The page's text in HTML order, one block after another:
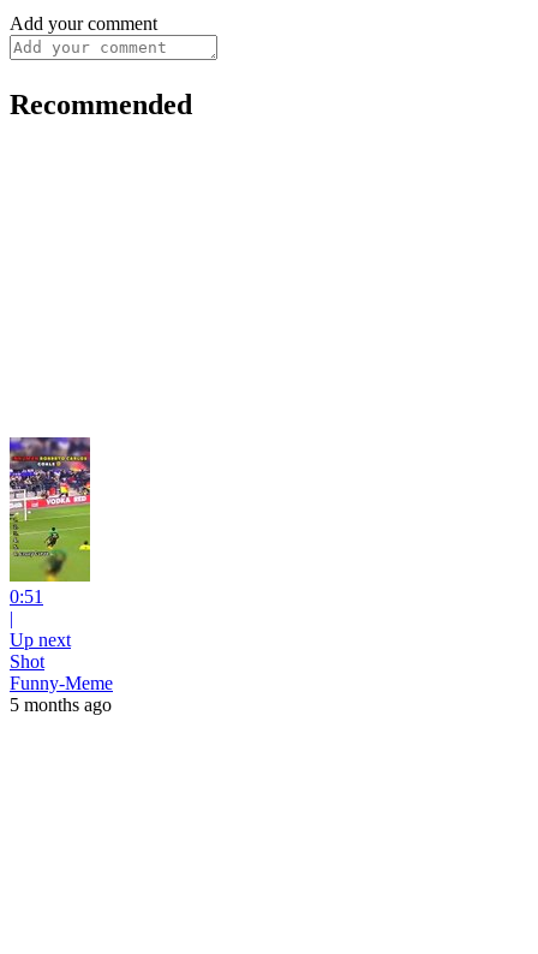
Add your comment
Recommended
0:51
|
Up next
Shot
Funny-Meme
5 months ago